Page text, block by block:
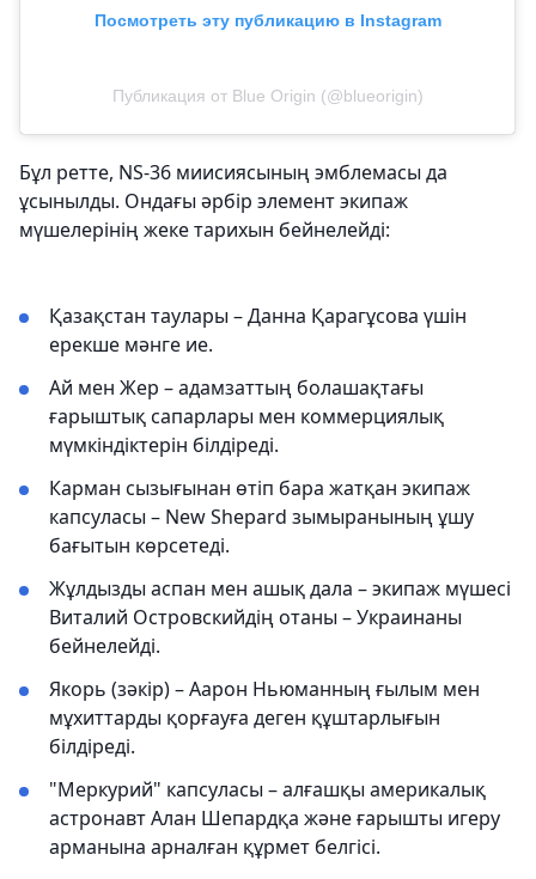
Посмотреть эту публикацию в Instagram
Публикация от Blue Origin (@blueorigin)
Бұл ретте, NS-36 миисиясының эмблемасы да
ұсынылды. Ондағы әрбір элемент экипаж
мүшелерінің жеке тарихын бейнелейді:
Қазақстан таулары – Данна Қарагұсова үшін
ерекше мәнге ие.
Ай мен Жер – адамзаттың болашақтағы
ғарыштық сапарлары мен коммерциялық
мүмкіндіктерін білдіреді.
Карман сызығынан өтіп бара жатқан экипаж
капсуласы – New Shepard зымыранының ұшу
бағытын көрсетеді.
Жұлдызды аспан мен ашық дала – экипаж мүшесі
Виталий Островскийдің отаны – Украинаны
бейнелейді.
Якорь (зәкір) – Аарон Ньюманның ғылым мен
мұхиттарды қорғауға деген құштарлығын
білдіреді.
"Меркурий" капсуласы – алғашқы америкалық
астронавт Алан Шепардқа және ғарышты игеру
арманына арналған құрмет белгісі.